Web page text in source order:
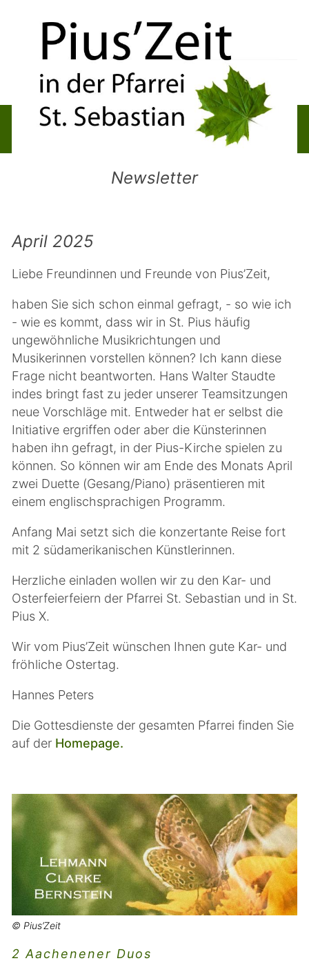
Newsletter
April 2025
Liebe Freundinnen und Freunde von Pius’Zeit,
haben Sie sich schon einmal gefragt, - so wie ich
- wie es kommt, dass wir in St. Pius häufig
ungewöhnliche Musikrichtungen und
Musikerinnen vorstellen können? Ich kann diese
Frage nicht beantworten. Hans Walter Staudte
indes bringt fast zu jeder unserer Teamsitzungen
neue Vorschläge mit. Entweder hat er selbst die
Initiative ergriffen oder aber die Künsterinnen
haben ihn gefragt, in der Pius-Kirche spielen zu
können. So können wir am Ende des Monats April
zwei Duette (Gesang/Piano) präsentieren mit
einem englischsprachigen Programm.
Anfang Mai setzt sich die konzertante Reise fort
mit 2 südamerikanischen Künstlerinnen.
Herzliche einladen wollen wir zu den Kar- und
Osterfeierfeiern der Pfarrei St. Sebastian und in St.
Pius X.
Wir vom Pius’Zeit wünschen Ihnen gute Kar- und
fröhliche Ostertag.
Hannes Peters
Die Gottesdienste der gesamten Pfarrei finden Sie
auf der Homepage.
© Pius’Zeit
2 Aachenener Duos